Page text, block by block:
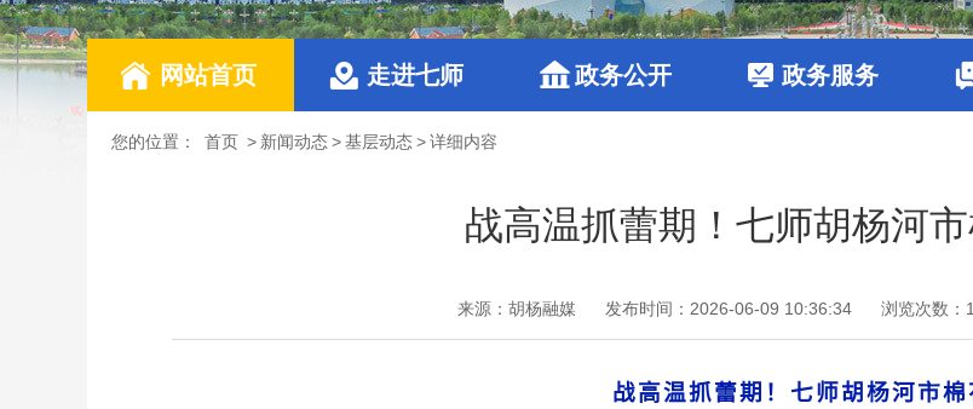
网站首页 走进七师 政务公开 政务服务
您的位置： 首页 > 新闻动态>基层动态>详细内容
战高温抓蕾期！七师胡杨河
来源： 胡杨融媒 发布时间：2026-06-09 10:36:34 浏览次数：
战高温抓蕾期！七师胡杨河市棉